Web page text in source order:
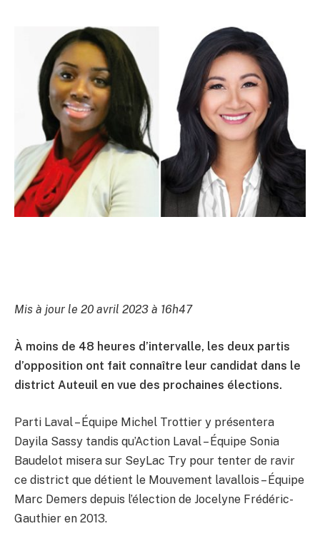
Mis à jour le 20 avril 2023 à 16h47
À moins de 48 heures d’intervalle, les deux partis
d’opposition ont fait connaître leur candidat dans le
district Auteuil en vue des prochaines élections.
Parti Laval – Équipe Michel Trottier y présentera
Dayila Sassy tandis qu’Action Laval – Équipe Sonia
Baudelot misera sur SeyLac Try pour tenter de ravir
ce district que détient le Mouvement lavallois – Équipe
Marc Demers depuis l’élection de Jocelyne Frédéric-
Gauthier en 2013.